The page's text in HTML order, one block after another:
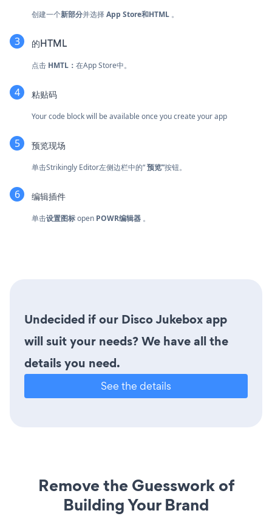
创建一个新部分并选择App Store和HTML 。
的HTML
点击 HMTL： 在App Store中。
粘贴码
Your code block will be available once you create your app
预览现场
单击Strikingly Editor左侧边栏中的“预览”按钮。
编辑插件
单击设置图标open POWR编辑器 。
Undecided if our Disco Jukebox app
will suit your needs? We have all the
details you need.
See the details
Remove the Guesswork of
Building Your Brand